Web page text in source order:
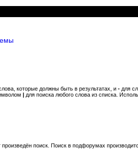
которые должны быть в результатах, и - для
| для поиска любого слова из списка.
поиск. Поиск в подфорумах